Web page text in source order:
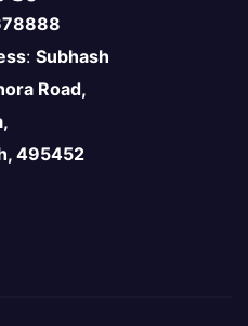
: Subhash
Road,
495452